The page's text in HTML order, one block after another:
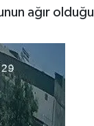
ağır olduğu